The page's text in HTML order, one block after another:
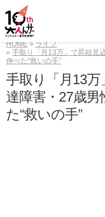
HOME
ライフ
手取り「月13万」で昇給見
伸べた“救いの手”
手取り「月13
達障害・27歳
た“救いの手”